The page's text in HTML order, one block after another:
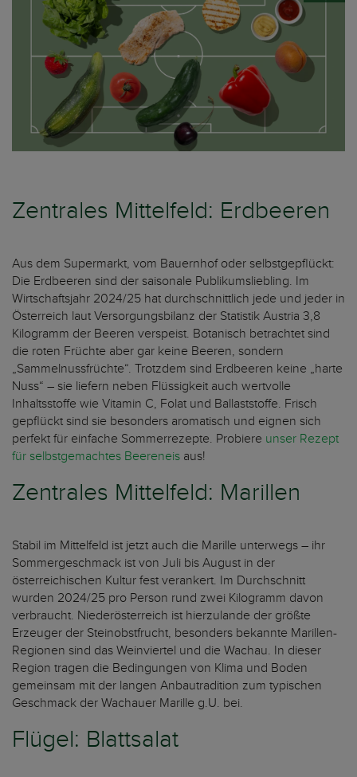
Zentrales Mittelfeld: Erdbeeren
Aus dem Supermarkt, vom Bauernhof oder selbstgepflückt:
Die Erdbeeren sind der saisonale Publikumsliebling. Im
Wirtschaftsjahr 2024/25 hat durchschnittlich jede und jeder in
Österreich laut Versorgungsbilanz der Statistik Austria 3,8
Kilogramm der Beeren verspeist. Botanisch betrachtet sind
die roten Früchte aber gar keine Beeren, sondern
„Sammelnussfrüchte“. Trotzdem sind Erdbeeren keine „harte
Nuss“ – sie liefern neben Flüssigkeit auch wertvolle
Inhaltsstoffe wie Vitamin C, Folat und Ballaststoffe. Frisch
gepflückt sind sie besonders aromatisch und eignen sich
perfekt für einfache Sommerrezepte. Probiere unser Rezept
für selbstgemachtes Beereneis aus!
Zentrales Mittelfeld: Marillen
Stabil im Mittelfeld ist jetzt auch die Marille unterwegs – ihr
Sommergeschmack ist von Juli bis August in der
österreichischen Kultur fest verankert. Im Durchschnitt
wurden 2024/25 pro Person rund zwei Kilogramm davon
verbraucht. Niederösterreich ist hierzulande der größte
Erzeuger der Steinobstfrucht, besonders bekannte Marillen-
Regionen sind das Weinviertel und die Wachau. In dieser
Region tragen die Bedingungen von Klima und Boden
gemeinsam mit der langen Anbautradition zum typischen
Geschmack der Wachauer Marille g.U. bei.
Flügel: Blattsalat